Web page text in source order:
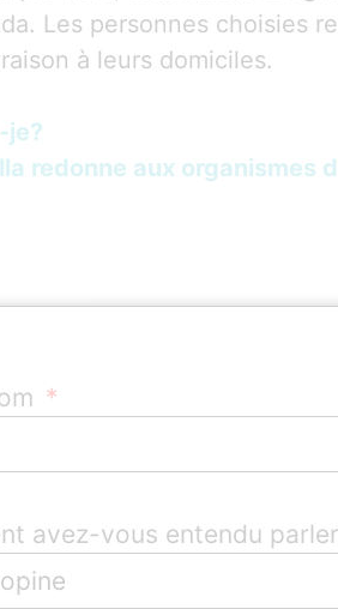
Les personnes choisies
à leurs domiciles.
je?
redonne aux organismes
avez-vous entendu